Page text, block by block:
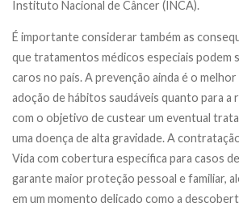
Instituto Nacional de Câncer (INCA).
É importante considerar também as
que tratamentos médicos especiais podem
caros no país. A prevenção ainda é o
adoção de hábitos saudáveis quanto para a
com o objetivo de custear um eventual
uma doença de alta gravidade. A
Vida com cobertura específica para casos
garante maior proteção pessoal e familiar,
em um momento delicado como a